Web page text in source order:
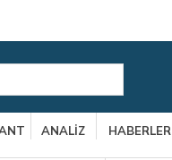
ANALİZ HABERLER